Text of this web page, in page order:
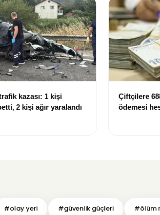
kazası: 1 kişi
2 kişi ağır yaralandı
Çiftçilere
ödemesi
#olay yeri #güvenlik güçleri #ölüm